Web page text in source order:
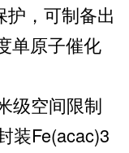
，可制备出
单原子催化
空间限制
装Fe(acac)3